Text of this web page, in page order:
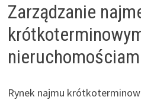
Zarządzanie
Rynek najmu